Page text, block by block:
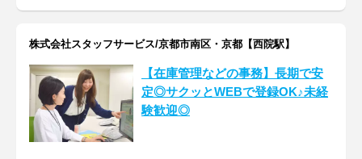
株式会社スタッフサービス/京都市南区・京都【西院駅】
【在庫管理などの事務】長期で安
定◎サクッとWEBで登録OK♪未経
験歓迎◎